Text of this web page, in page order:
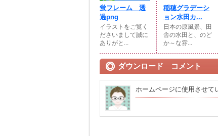
蛍フレーム 透
過png
イラストをご覧く
ださいまして誠に
ありがと...
稲穂グラデーシ
ョン水田カ...
日本の原風景、田
舎の水田と、のど
か～な雰...
ダウンロード コメント
ホームページに使用させて